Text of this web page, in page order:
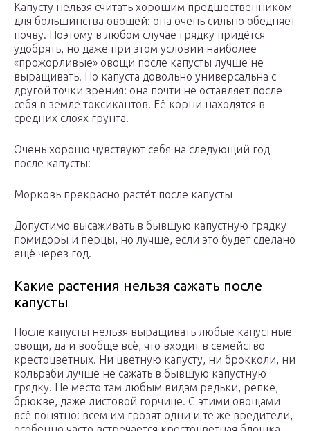
Капусту нельзя считать хорошим предшественником
для большинства овощей: она очень сильно обедняет
почву. Поэтому в любом случае грядку придётся
удобрять, но даже при этом условии наиболее
«прожорливые» овощи после капусты лучше не
выращивать. Но капуста довольно универсальна с
другой точки зрения: она почти не оставляет после
себя в земле токсикантов. Её корни находятся в
средних слоях грунта.
Очень хорошо чувствуют себя на следующий год
после капусты:
Морковь прекрасно растёт после капусты
Допустимо высаживать в бывшую капустную грядку
помидоры и перцы, но лучше, если это будет сделано
ещё через год.
Какие растения нельзя сажать после
капусты
После капусты нельзя выращивать любые капустные
овощи, да и вообще всё, что входит в семейство
крестоцветных. Ни цветную капусту, ни брокколи, ни
кольраби лучше не сажать в бывшую капустную
грядку. Не место там любым видам редьки, репке,
брюкве, даже листовой горчице. С этими овощами
всё понятно: всем им грозят одни и те же вредители,